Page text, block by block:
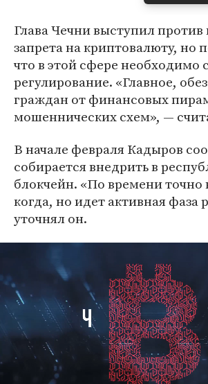
Глава Чечни выступил против
запрета на криптовалюту, но
что в этой сфере необходимо
регулирование. «Главное,
граждан от финансовых
мошеннических схем», —
В начале февраля Кадыров
собирается внедрить в
блокчейн. «По времени точно
когда, но идет активная фаза
уточнял он.